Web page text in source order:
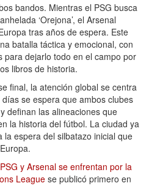
bandos. Mientras el PSG busca
‘Orejona’, el Arsenal
tras años de espera. Este
batalla táctica y emocional, con
para dejarlo todo en el campo por
libros de historia.
final, la atención global se centra
se espera que ambos clubes
definan las alineaciones que
la historia del fútbol. La ciudad ya
espera del silbatazo inicial que
y Arsenal se enfrentan por la
League se publicó primero en